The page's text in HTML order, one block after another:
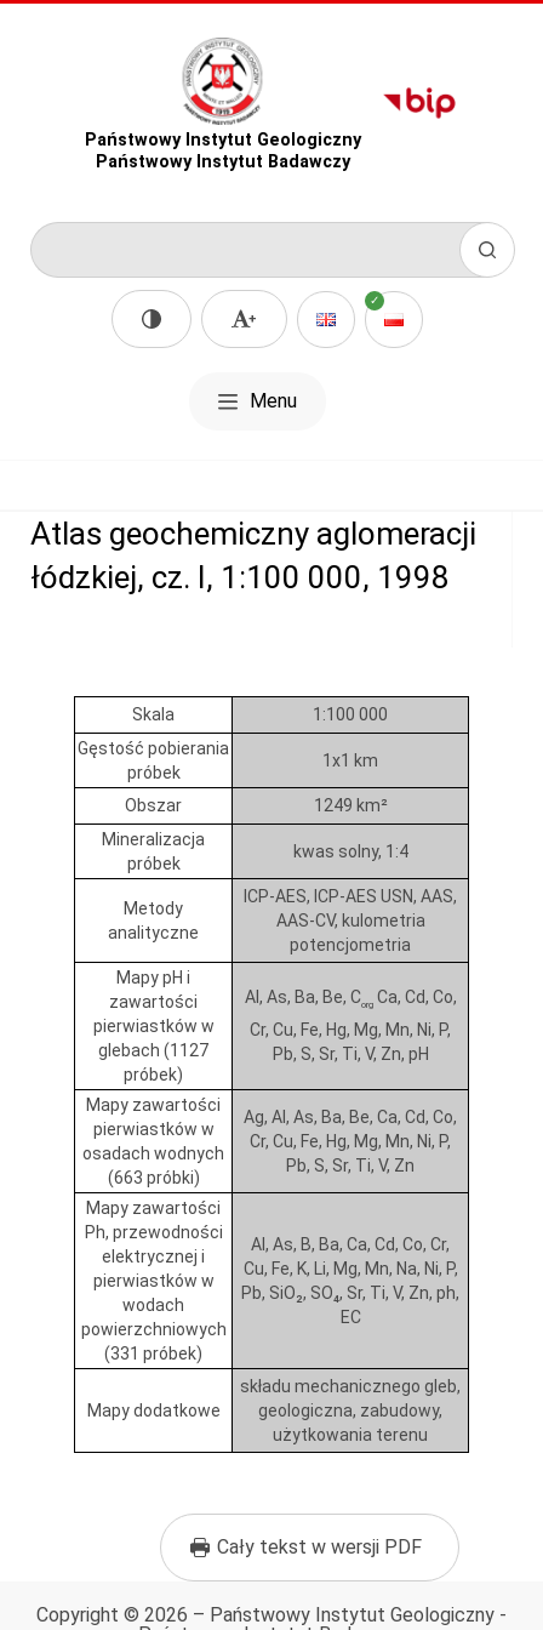
Państwowy Instytut Geologiczny
Państwowy Instytut Badawczy
Menu
Atlas geochemiczny aglomeracji
łódzkiej, cz. I, 1:100 000, 1998
Skala
1:100 000
Gęstość pobierania
próbek
1x1 km
Obszar
1249 km²
Mineralizacja
próbek
kwas solny, 1:4
Metody
analityczne
ICP-AES, ICP-AES USN, AAS,
AAS-CV, kulometria
potencjometria
Mapy pH i
zawartości
pierwiastków w
glebach (1127
próbek)
Al, As, Ba, Be, Corg Ca, Cd, Co,
Cr, Cu, Fe, Hg, Mg, Mn, Ni, P,
Pb, S, Sr, Ti, V, Zn, pH
Mapy zawartości
pierwiastków w
osadach wodnych
(663 próbki)
Ag, Al, As, Ba, Be, Ca, Cd, Co,
Cr, Cu, Fe, Hg, Mg, Mn, Ni, P,
Pb, S, Sr, Ti, V, Zn
Mapy zawartości
Ph, przewodności
elektrycznej i
pierwiastków w
wodach
powierzchniowych
(331 próbek)
Al, As, B, Ba, Ca, Cd, Co, Cr,
Cu, Fe, K, Li, Mg, Mn, Na, Ni, P,
Pb, SiO₂, SO₄, Sr, Ti, V, Zn, ph,
EC
Mapy dodatkowe
składu mechanicznego gleb,
geologiczna, zabudowy,
użytkowania terenu
Cały tekst w wersji PDF
Copyright © 2026 – Państwowy Instytut Geologiczny -